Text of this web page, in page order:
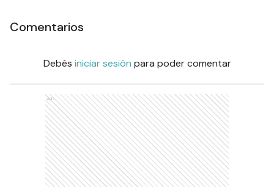
Comentarios
Debés iniciar sesión para poder comentar
Ads